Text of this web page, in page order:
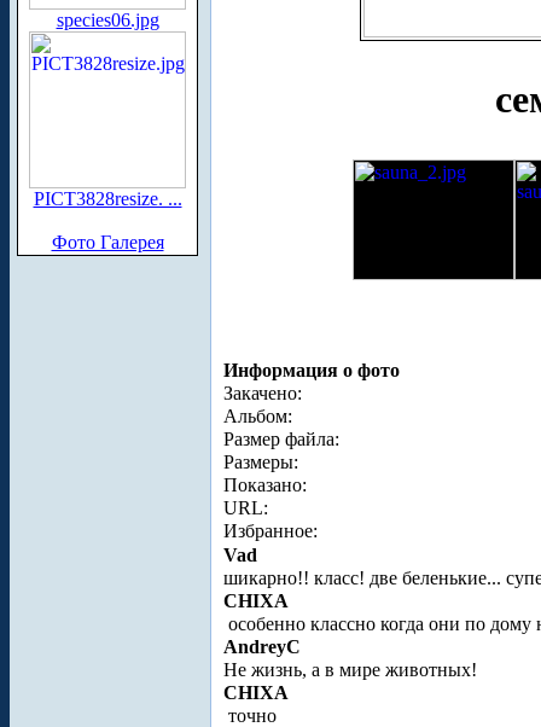
species06.jpg
PICT3828resize. ...
Фото Галерея
Информация о фото
Закачено:
Альбом:
Размер файла:
Размеры:
Показано:
URL:
Избранное:
Vad
шикарно!! класс! две беленькие...
CHIXA
особенно классно когда они по дому
AndreyC
Не жизнь, а в мире животных!
CHIXA
точно